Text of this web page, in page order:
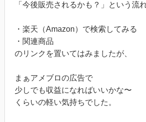
「今後販売されるかも？」という流
・楽天（Amazon）で検索してみる
・関連商品
のリンクを置いてはみましたが、
まぁアメブロの広告で
少しでも収益になればいいかな〜
くらいの軽い気持ちでした。